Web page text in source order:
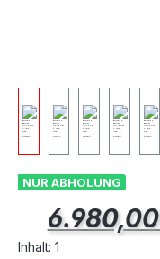
NUR ABHOLUNG
Regulärer Preis:
Inhalt: 1